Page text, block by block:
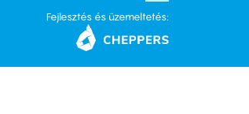
Fejlesztés és üzemeltetés: